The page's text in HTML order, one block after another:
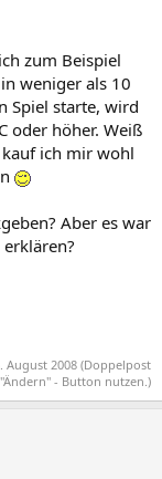
zum Beispiel
weniger als 10
Spiel starte, wird
oder höher. Weiß
ich mir wohl
Aber es war
August 2008 (Doppelpost
- Button nutzen.)